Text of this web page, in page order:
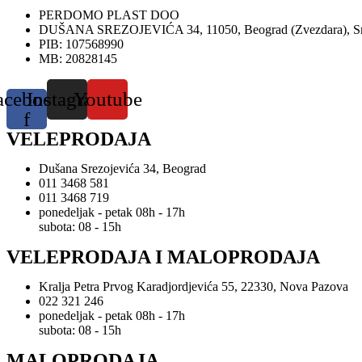
PERDOMO PLAST DOO
DUŠANA SREZOJEVIĆA 34, 11050, Beograd (Zvezdara),
PIB: 107568990
MB: 20828145
f
InstagramYoutube
VELEPRODAJA
Dušana Srezojevića 34, Beograd
011 3468 581
011 3468 719
ponedeljak - petak 08h - 17h
subota: 08 - 15h
VELEPRODAJA I MALOPRODAJA
Kralja Petra Prvog Karadjordjevića 55, 22330, Nova Pazova
022 321 246
ponedeljak - petak 08h - 17h
subota: 08 - 15h